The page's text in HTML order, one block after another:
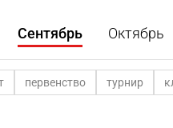
Сентябрь Октябрь
первенство турнир